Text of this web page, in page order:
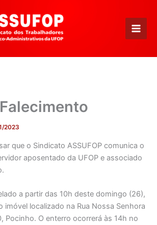
2023
que o Sindicato ASSUFOP comunica o
aposentado da UFOP e associado
a partir das 10h deste domingo (26),
imóvel localizado na Rua Nossa Senhora
Pocinho. O enterro ocorrerá às 14h no